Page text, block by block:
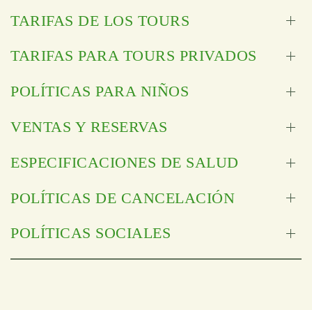
TARIFAS DE LOS TOURS
TARIFAS PARA TOURS PRIVADOS
POLÍTICAS PARA NIÑOS
VENTAS Y RESERVAS
ESPECIFICACIONES DE SALUD
POLÍTICAS DE CANCELACIÓN
POLÍTICAS SOCIALES